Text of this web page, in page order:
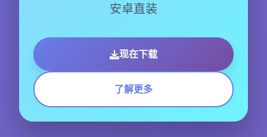
安卓直装
现在下载
了解更多